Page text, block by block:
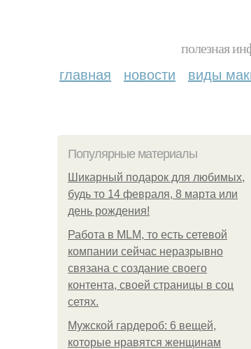
полезная
главная новости виды
Популярные материалы
Шикарный подарок для любимых,
будь то 14 февраля, 8 марта или
день рождения!
Работа в MLM, то есть сетевой
компании сейчас неразрывно
связана с создание своего
контента, своей страницы в соц
сетях.
Мужской гардероб: 6 вещей,
которые нравятся женщинам